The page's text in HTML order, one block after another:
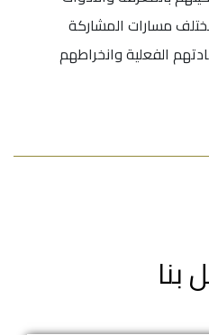
مسارات المشاركة
الفعلية وانخراطهم
بنا